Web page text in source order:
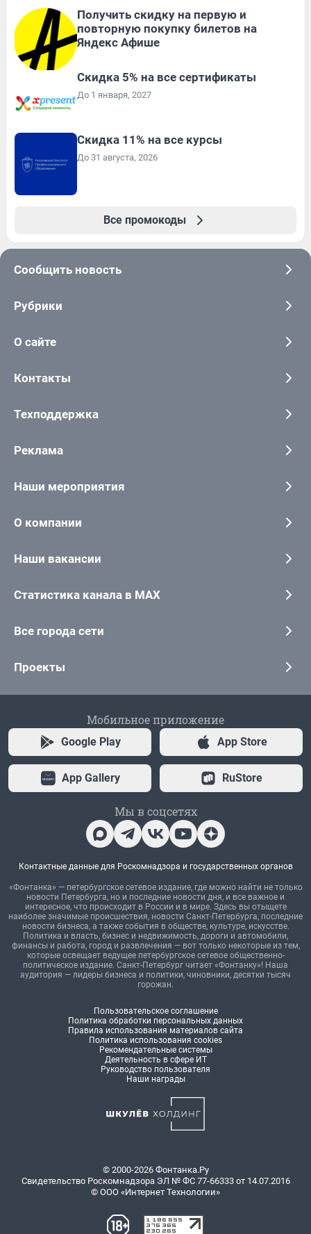
Получить скидку на первую и
повторную покупку билетов на
Яндекс Афише
Скидка 5% на все сертификаты
До 1 января, 2027
Скидка 11% на все курсы
До 31 августа, 2026
Все промокоды
Сообщить новость
Рубрики
О сайте
Контакты
Техподдержка
Реклама
Наши мероприятия
О компании
Наши вакансии
Статистика канала в MAX
Все города сети
Проекты
Мобильное приложение
Google Play App Store
App Gallery RuStore
Мы в соцсетях
Контактные данные для Роскомнадзора и государственных органов
«Фонтанка» — петербургское сетевое издание, где можно найти не только
новости Петербурга, но и последние новости дня, и все важное и
интересное, что происходит в России и в мире. Здесь вы отыщете
наиболее значимые происшествия, новости Санкт-Петербурга, последние
новости бизнеса, а также события в обществе, культуре, искусстве.
Политика и власть, бизнес и недвижимость, дороги и автомобили,
финансы и работа, город и развлечения — вот только некоторые из тем,
которые освещает ведущее петербургское сетевое общественно-
политическое издание. Санкт-Петербург читает «Фонтанку»! Наша
аудитория — лидеры бизнеса и политики, чиновники, десятки тысяч
горожан.
Пользовательское соглашение
Политика обработки персональных данных
Правила использования материалов сайта
Политика использования cookies
Рекомендательные системы
Деятельность в сфере ИТ
Руководство пользователя
Наши награды
© 2000-2026 Фонтанка.Ру
Свидетельство Роскомнадзора ЭЛ № ФС 77-66333 от 14.07.2016
© ООО «Интернет Технологии»